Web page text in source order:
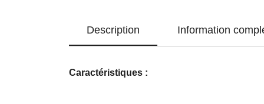
Description Information
Caractéristiques :